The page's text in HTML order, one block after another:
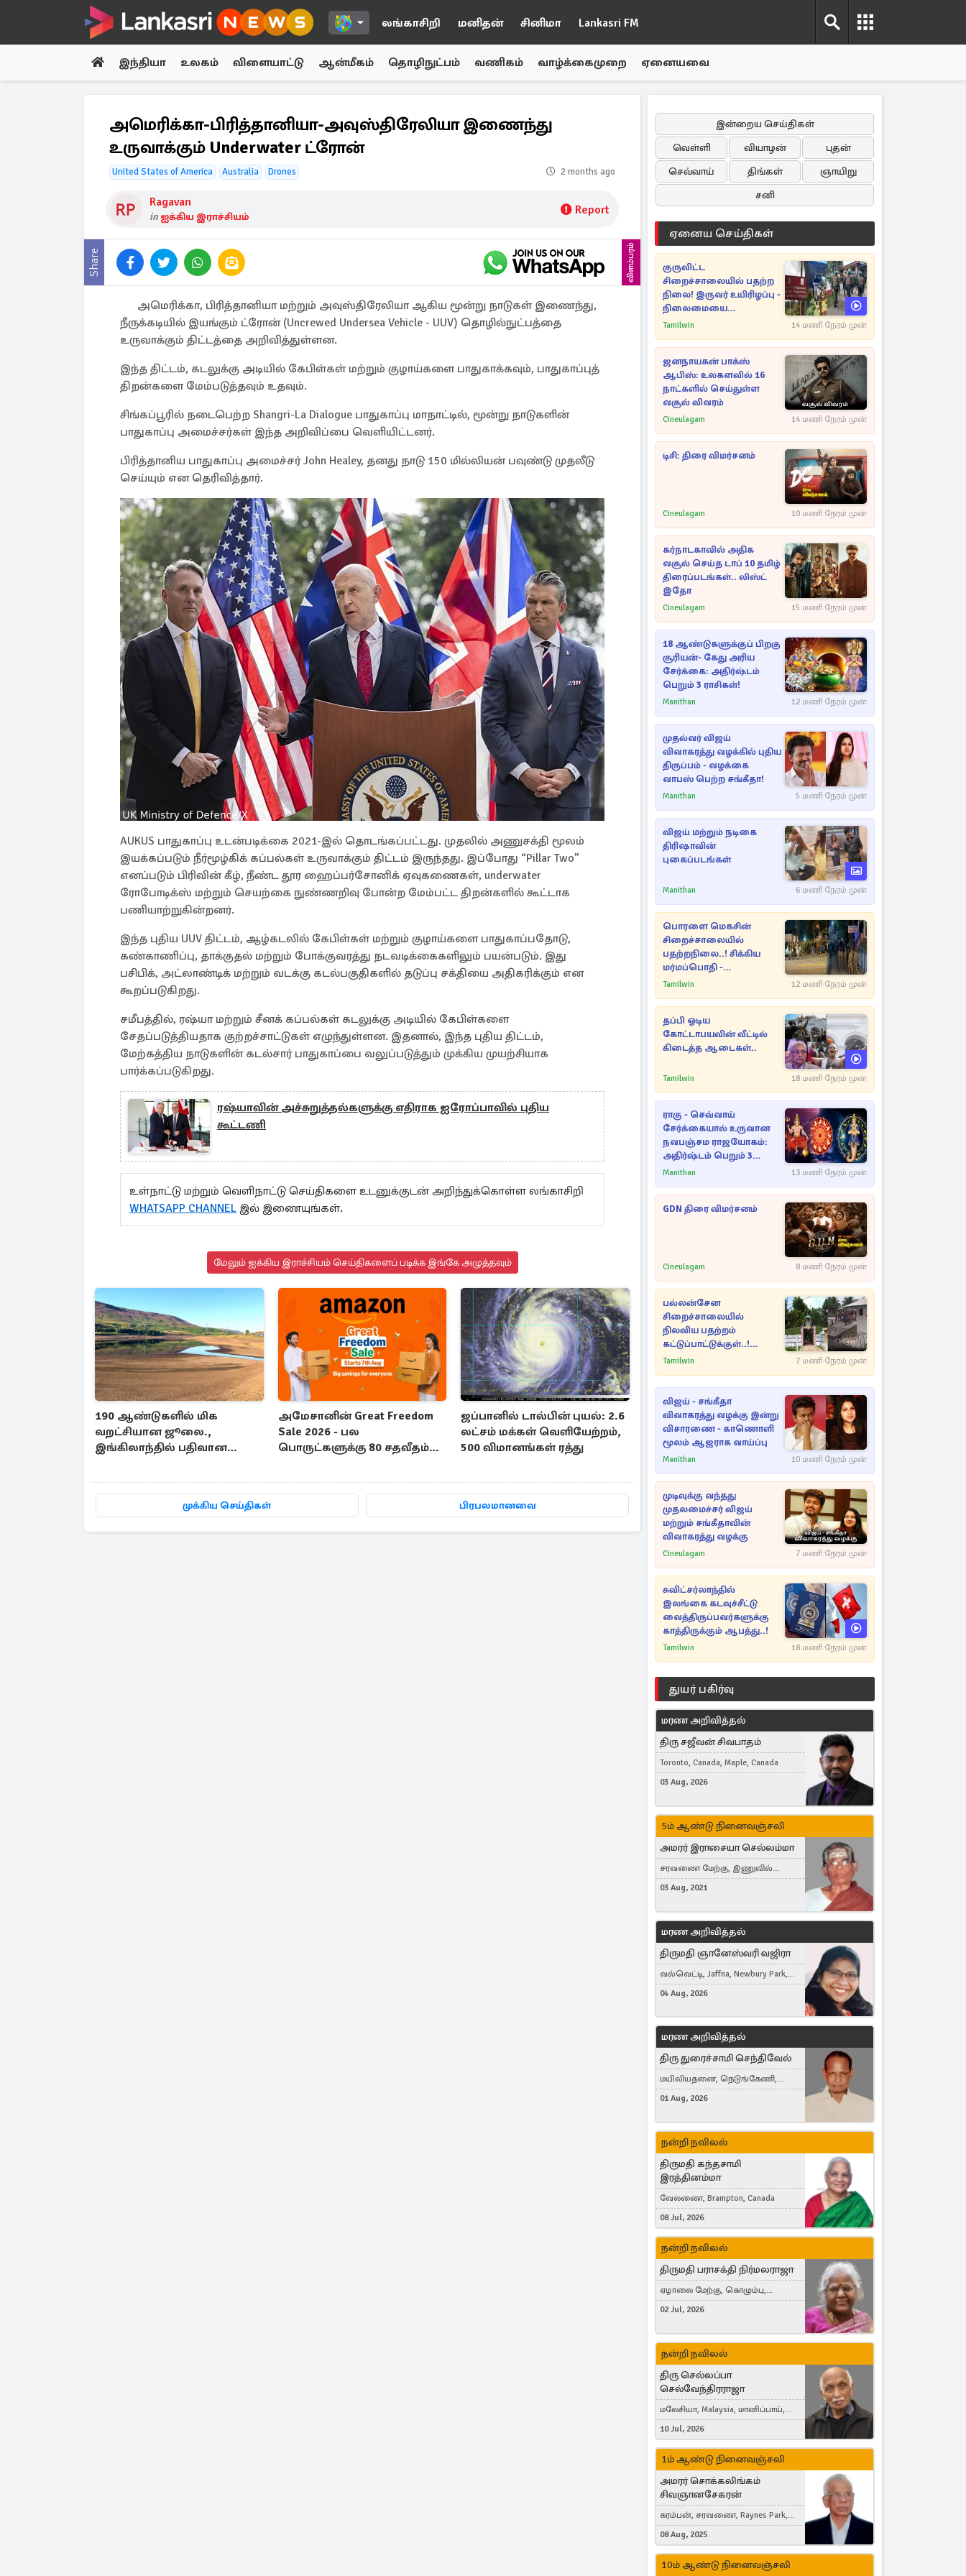
லங்காசிறி மனிதன் சினிமா Lankasri FM
இந்தியா உலகம் விளையாட்டு ஆன்மீகம் தொழிநுட்பம் வணிகம் வாழ்க்கைமுறை ஏனையவை
அமெரிக்கா-பிரித்தானியா-அவுஸ்திரேலியா இணைந்து
உருவாக்கும் Underwater ட்ரோன்
United States of America Australia Drones 2 months ago
Ragavan
in ஐக்கிய இராச்சியம் Report
Share விளம்பரம்
அமெரிக்கா, பிரித்தானியா மற்றும் அவுஸ்திரேலியா ஆகிய மூன்று நாடுகள் இணைந்து,
நீருக்கடியில் இயங்கும் ட்ரோன் (Uncrewed Undersea Vehicle - UUV) தொழில்நுட்பத்தை
உருவாக்கும் திட்டத்தை அறிவித்துள்ளன.
இந்த திட்டம், கடலுக்கு அடியில் கேபிள்கள் மற்றும் குழாய்களை பாதுகாக்கவும், பாதுகாப்புத்
திறன்களை மேம்படுத்தவும் உதவும்.
சிங்கப்பூரில் நடைபெற்ற Shangri-La Dialogue பாதுகாப்பு மாநாட்டில், மூன்று நாடுகளின்
பாதுகாப்பு அமைச்சர்கள் இந்த அறிவிப்பை வெளியிட்டனர்.
பிரித்தானிய பாதுகாப்பு அமைச்சர் John Healey, தனது நாடு 150 மில்லியன் பவுண்டு முதலீடு
செய்யும் என தெரிவித்தார்.
AUKUS பாதுகாப்பு உடன்படிக்கை 2021-இல் தொடங்கப்பட்டது. முதலில் அணுசக்தி மூலம்
இயக்கப்படும் நீர்மூழ்கிக் கப்பல்கள் உருவாக்கும் திட்டம் இருந்தது. இப்போது “Pillar Two”
எனப்படும் பிரிவின் கீழ், நீண்ட தூர ஹைப்பர்சோனிக் ஏவுகணைகள், underwater
ரோபோடிக்ஸ் மற்றும் செயற்கை நுண்ணறிவு போன்ற மேம்பட்ட திறன்களில் கூட்டாக
பணியாற்றுகின்றனர்.
இந்த புதிய UUV திட்டம், ஆழ்கடலில் கேபிள்கள் மற்றும் குழாய்களை பாதுகாப்பதோடு,
கண்காணிப்பு, தாக்குதல் மற்றும் போக்குவரத்து நடவடிக்கைகளிலும் பயன்படும். இது
பசிபிக், அட்லாண்டிக் மற்றும் வடக்கு கடல்பகுதிகளில் தடுப்பு சக்தியை அதிகரிக்கும் என
கூறப்படுகிறது.
சமீபத்தில், ரஷ்யா மற்றும் சீனக் கப்பல்கள் கடலுக்கு அடியில் கேபிள்களை
சேதப்படுத்தியதாக குற்றச்சாட்டுகள் எழுந்துள்ளன. இதனால், இந்த புதிய திட்டம்,
மேற்கத்திய நாடுகளின் கடல்சார் பாதுகாப்பை வலுப்படுத்தும் முக்கிய முயற்சியாக
பார்க்கப்படுகிறது.
ரஷ்யாவின் அச்சுறுத்தல்களுக்கு எதிராக ஐரோப்பாவில் புதிய
கூட்டணி
உள்நாட்டு மற்றும் வெளிநாட்டு செய்திகளை உடனுக்குடன் அறிந்துக்கொள்ள லங்காசிறி
WHATSAPP CHANNEL இல் இணையுங்கள்.
மேலும் ஐக்கிய இராச்சியம் செய்திகளைப் படிக்க இங்கே அழுத்தவும்
190 ஆண்டுகளில் மிக
வறட்சியான ஜூலை.,
இங்கிலாந்தில் பதிவான
அமேசானின் Great Freedom
Sale 2026 - பல
பொருட்களுக்கு 80 சதவீதம்
ஜப்பானில் டால்பின் புயல்: 2.6
லட்சம் மக்கள் வெளியேற்றம்,
500 விமானங்கள் ரத்து
முக்கிய செய்திகள் பிரபலமானவை
இன்றைய செய்திகள்
வெள்ளி
வியாழன்
புதன்
செவ்வாய்
திங்கள்
ஞாயிறு
சனி
ஏனைய செய்திகள்
குருவிட்ட
சிறைச்சாலையில் பதற்ற
நிலை! இருவர் உயிரிழப்பு -
நிலைமையை
கட்டுப்படுத்த பொலிஸார்
Tamilwin 14 மணி நேரம் முன்
ஜனநாயகன் பாக்ஸ்
ஆபிஸ்: உலகளவில் 16
நாட்களில் செய்துள்ள
வசூல் விவரம்
Cineulagam 14 மணி நேரம் முன்
டிசி: திரை விமர்சனம்
Cineulagam 10 மணி நேரம் முன்
கர்நாடகாவில் அதிக
வசூல் செய்த டாப் 10 தமிழ்
திரைப்படங்கள்.. லிஸ்ட்
இதோ
Cineulagam 15 மணி நேரம் முன்
18 ஆண்டுகளுக்குப் பிறகு
சூரியன்- கேது அரிய
சேர்க்கை: அதிர்ஷ்டம்
பெறும் 3 ராசிகள்!
Manithan 12 மணி நேரம் முன்
முதல்வர் விஜய்
விவாகரத்து வழக்கில் புதிய
திருப்பம் - வழக்கை
வாபஸ் பெற்ற சங்கீதா!
Manithan 5 மணி நேரம் முன்
விஜய் மற்றும் நடிகை
திரிஷாவின்
புகைப்படங்கள்
Manithan 6 மணி நேரம் முன்
பொரளை மெகசின்
சிறைச்சாலையில்
பதற்றநிலை..! சிக்கிய
மர்மப்பொதி -
பின்னணியில் வெளியான
Tamilwin 12 மணி நேரம் முன்
தப்பி ஓடிய
கோட்டாபயவின் வீட்டில்
கிடைத்த ஆடைகள்..
Tamilwin 18 மணி நேரம் முன்
ராகு - செவ்வாய்
சேர்க்கையால் உருவான
நவபஞ்சம ராஜயோகம்:
அதிர்ஷ்டம் பெறும் 3
ராசிகள்!
Manithan 13 மணி நேரம் முன்
GDN திரை விமர்சனம்
Cineulagam 8 மணி நேரம் முன்
பல்லன்சேன
சிறைச்சாலையில்
நிலவிய பதற்றம்
கட்டுப்பாட்டுக்குள்..!
அதிரடியாக களமிறங்கிய
Tamilwin 7 மணி நேரம் முன்
விஜய் - சங்கீதா
விவாகரத்து வழக்கு இன்று
விசாரணை - காணொளி
மூலம் ஆஜராக வாய்ப்பு
Manithan 10 மணி நேரம் முன்
முடிவுக்கு வந்தது
முதலமைச்சர் விஜய்
மற்றும் சங்கீதாவின்
விவாகரத்து வழக்கு
Cineulagam 7 மணி நேரம் முன்
சுவிட்சர்லாந்தில்
இலங்கை கடவுச்சீட்டு
வைத்திருப்பவர்களுக்கு
காத்திருக்கும் ஆபத்து..!
Tamilwin 18 மணி நேரம் முன்
துயர் பகிர்வு
மரண அறிவித்தல்
திரு சஜீவன் சிவபாதம்
Toronto, Canada, Maple, Canada
03 Aug, 2026
5ம் ஆண்டு நினைவஞ்சலி
அமரர் இராசையா செல்லம்மா
சரவணை மேற்கு, இணுவில்
கிழக்கு
03 Aug, 2021
மரண அறிவித்தல்
திருமதி ஞானேஸ்வரி வஜிரா
வல்வெட்டி, Jaffna, Newbury Park,
United Kingdom
04 Aug, 2026
மரண அறிவித்தல்
திரு துரைச்சாமி செந்திவேல்
மயிலியதனை, நெடுங்கேணி,
கம்பர்மலை
01 Aug, 2026
நன்றி நவிலல்
திருமதி கந்தசாமி
இரத்தினம்மா
வேலணை, Brampton, Canada
08 Jul, 2026
நன்றி நவிலல்
திருமதி பராசக்தி நிர்மலராஜா
ஏழாலை மேற்கு, கொழும்பு,
தங்காலை, London, United Kingdom
02 Jul, 2026
நன்றி நவிலல்
திரு செல்லப்பா
செல்வேந்திரராஜா
மலேசியா, Malaysia, மானிப்பாய்,
Duisburg, Germany, London, United
Kingdom
10 Jul, 2026
1ம் ஆண்டு நினைவஞ்சலி
அமரர் சொக்கலிங்கம்
சிவஞானசேகரன்
கரம்பன், சரவணை, Raynes Park,
London, United Kingdom
08 Aug, 2025
10ம் ஆண்டு நினைவஞ்சலி